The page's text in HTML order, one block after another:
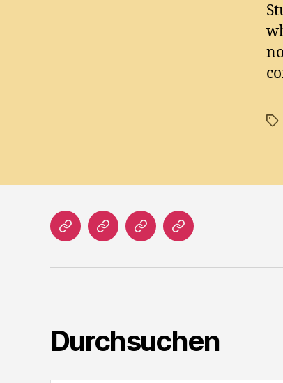
Home LiteraturProsa Impressum
Durchsuchen